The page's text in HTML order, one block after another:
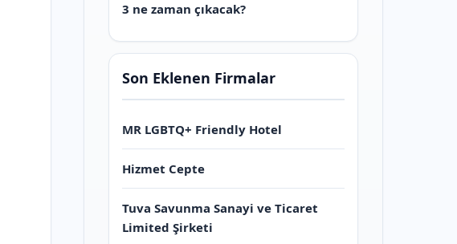
3 ne zaman çıkacak?
Son Eklenen Firmalar
MR LGBTQ+ Friendly Hotel
Hizmet Cepte
Tuva Savunma Sanayi ve Ticaret
Limited Şirketi